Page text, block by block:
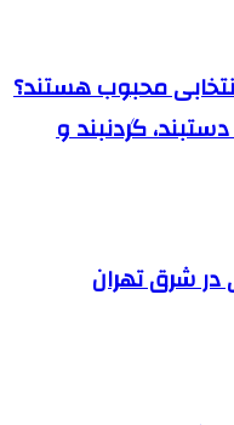
محبوب هستند؟
گردنبند و
شرق تهران